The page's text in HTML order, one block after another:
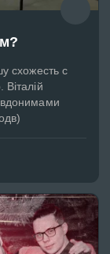
схожесть с